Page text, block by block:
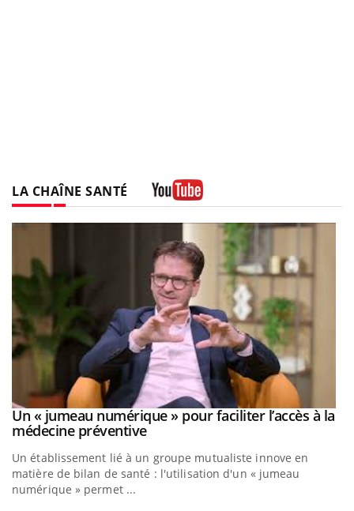
LA CHAÎNE SANTÉ
Youtube
Un « jumeau numérique » pour faciliter l’accès à la
médecine préventiveYoutube
Un établissement lié à un groupe mutualiste innove en
matière de bilan de santé : l'utilisation d'un « jumeau
numérique » permet ...